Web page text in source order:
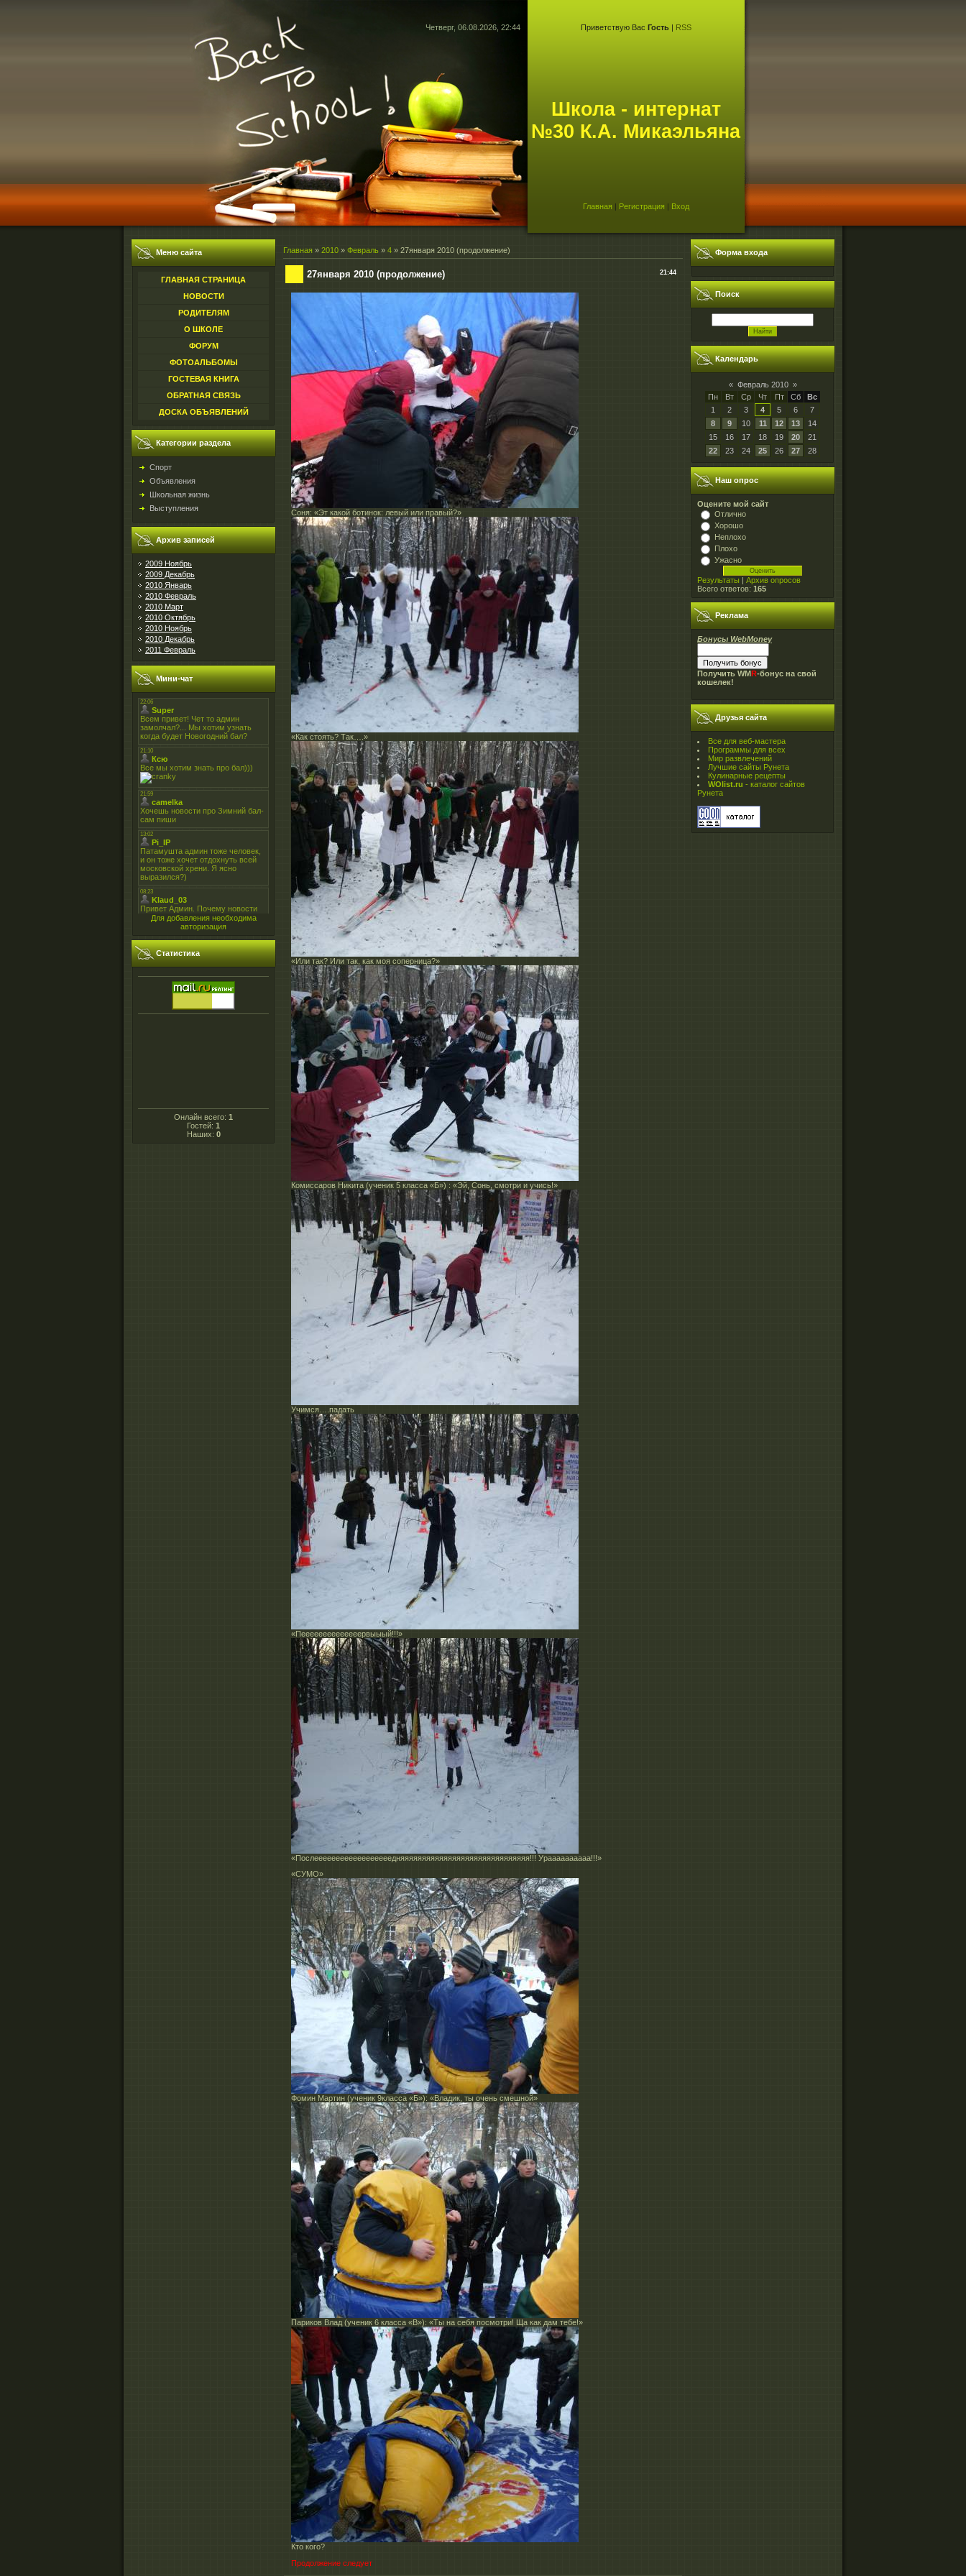
Четверг, 06.08.2026, 22:44 Приветствую Вас Гость| RSS
Школа - интернат
№30 К.А. Микаэльяна
Главная | Регистрация | Вход
Меню сайта
ГЛАВНАЯ СТРАНИЦА
НОВОСТИ
РОДИТЕЛЯМ
О ШКОЛЕ
ФОРУМ
ФОТОАЛЬБОМЫ
ГОСТЕВАЯ КНИГА
ОБРАТНАЯ СВЯЗЬ
ДОСКА ОБЪЯВЛЕНИЙ
Категории раздела
Спорт
Объявления
Школьная жизнь
Выступления
Архив записей
2009 Ноябрь
2009 Декабрь
2010 Январь
2010 Февраль
2010 Март
2010 Октябрь
2010 Ноябрь
2010 Декабрь
2011 Февраль
Мини-чат
Для добавления необходима
авторизация
Статистика
Онлайн всего: 1
Гостей: 1
Наших: 0
Главная » 2010 » Февраль » 4 » 27января 2010 (продолжение)
21:44
27января 2010 (продолжение)
Соня: «Эт какой ботинок: левый или правый?»
«Как стоять? Так….»
«Или так? Или так, как моя соперница?»
Комиссаров Никита (ученик 5 класса «Б») : «Эй, Сонь, смотри и учись!»
Учимся….падать
«Пеееееееееееееервыыый!!!»
«Послеееееееееееееееееедняяяяяяяяяяяяяяяяяяяяяяяяяяяяяя!!! Ураааааааааа!!!»
«СУМО»
Фомин Мартин (ученик 9класса «Б»): «Владик, ты очень смешной»
Париков Влад (ученик 6 класса «В»): «Ты на себя посмотри! Ща как дам тебе!»
Кто кого?
Продолжение следует
Форма входа
Поиск
Календарь
« Февраль 2010 »
Пн
Вт Ср Чт Пт Сб
Вс
1
2 3 4 5 6
7
8
9 10 11 12 13
14
15
16 17 18 19 20
21
22
23 24 25 26 27 28
Наш опрос
Оцените мой сайт
Отлично
Хорошо
Неплохо
Плохо
Ужасно
Результаты | Архив опросов
Всего ответов: 165
Реклама
Бонусы WebMoney
Получить WMR-бонус на свой
кошелек!
Друзья сайта
Все для веб-мастера
Программы для всех
Мир развлечений
Лучшие сайты Рунета
Кулинарные рецепты
WOlist.ru - каталог сайтов
Рунета